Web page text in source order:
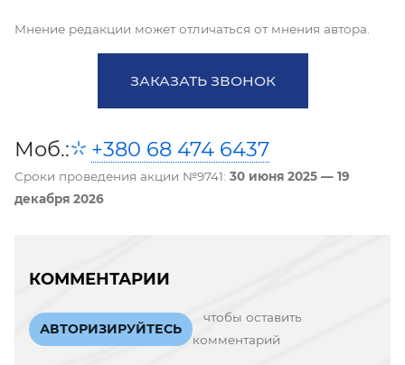
Мнение редакции может отличаться от мнения автора.
ЗАКАЗАТЬ ЗВОНОК
Моб.: +380 68 474 6437
Сроки проведения акции №9741: 30 июня 2025 — 19
декабря 2026
КОММЕНТАРИИ
АВТОРИЗИРУЙТЕСЬ
чтобы оставить
комментарий